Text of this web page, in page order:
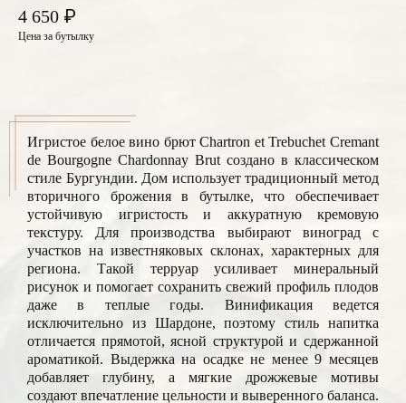
4 650 ₽
Цена за бутылку
Игристое белое вино брют Chartron et Trebuchet Cremant
de Bourgogne Chardonnay Brut создано в классическом
стиле Бургундии. Дом использует традиционный метод
вторичного брожения в бутылке, что обеспечивает
устойчивую игристость и аккуратную кремовую
текстуру. Для производства выбирают виноград с
участков на известняковых склонах, характерных для
региона. Такой терруар усиливает минеральный
рисунок и помогает сохранить свежий профиль плодов
даже в теплые годы. Винификация ведется
исключительно из Шардоне, поэтому стиль напитка
отличается прямотой, ясной структурой и сдержанной
ароматикой. Выдержка на осадке не менее 9 месяцев
добавляет глубину, а мягкие дрожжевые мотивы
создают впечатление цельности и выверенного баланса.